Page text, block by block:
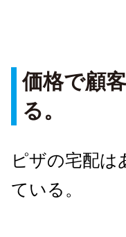
価格で顧
る。
ピザの宅配は
ている。